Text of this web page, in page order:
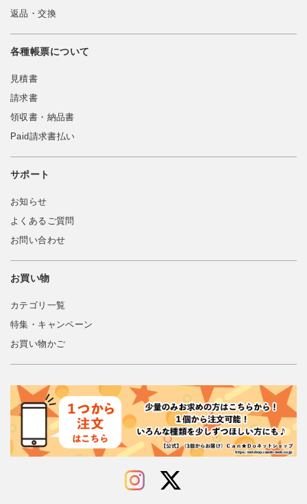
返品・交換
各種帳票について
見積書
請求書
領収書・納品書
Paid請求書払い
サポート
お知らせ
よくあるご質問
お問い合わせ
お買い物
カテゴリ一覧
特集・キャンペーン
お買い物かご